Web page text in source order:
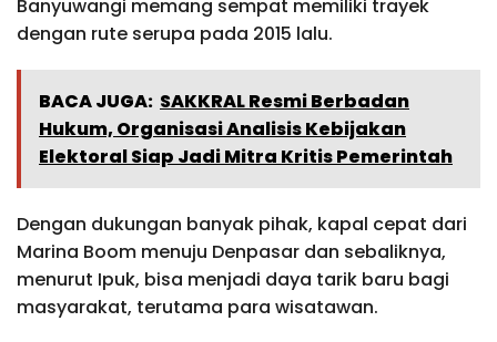
Banyuwangi memang sempat memiliki trayek
dengan rute serupa pada 2015 lalu.
BACA JUGA: SAKKRAL Resmi Berbadan
Hukum, Organisasi Analisis Kebijakan
Elektoral Siap Jadi Mitra Kritis Pemerintah
Dengan dukungan banyak pihak, kapal cepat dari
Marina Boom menuju Denpasar dan sebaliknya,
menurut Ipuk, bisa menjadi daya tarik baru bagi
masyarakat, terutama para wisatawan.